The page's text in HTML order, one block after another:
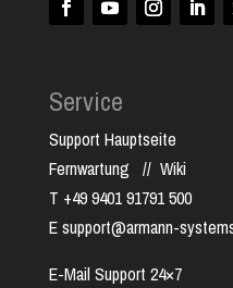
Service
Support Hauptseite
Fernwartung // Wiki
T +49 9401 91791 500
E support@armann-
E-Mail Support 24×7